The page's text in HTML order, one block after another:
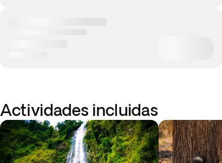
Actividades incluidas